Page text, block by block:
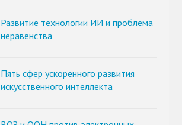
Развитие технологии ИИ и проблема
неравенства
Пять сфер ускоренного развития
искусственного интеллекта